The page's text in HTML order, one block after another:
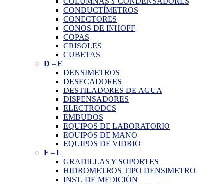
CONDUCTÍMETROS
CONECTORES
CONOS DE INHOFF
COPAS
CRISOLES
CUBETAS
D – E
DENSIMETROS
DESECADORES
DESTILADORES DE AGUA
DISPENSADORES
ELECTRODOS
EMBUDOS
EQUIPOS DE LABORATORIO
EQUIPOS DE MANO
EQUIPOS DE VIDRIO
F – L
GRADILLAS Y SOPORTES
HIDROMETROS TIPO DENSIMETRO
INST. DE MEDICIÓN